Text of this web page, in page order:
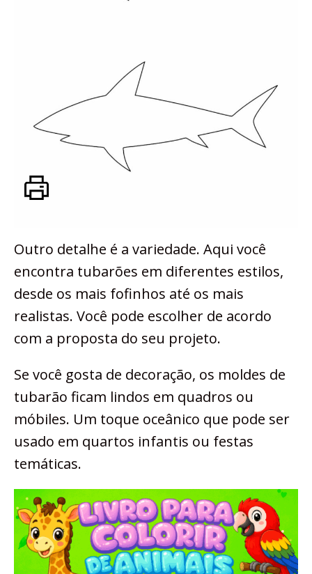
Outro detalhe é a variedade. Aqui você
encontra tubarões em diferentes estilos,
desde os mais fofinhos até os mais
realistas. Você pode escolher de acordo
com a proposta do seu projeto.
Se você gosta de decoração, os moldes de
tubarão ficam lindos em quadros ou
móbiles. Um toque oceânico que pode ser
usado em quartos infantis ou festas
temáticas.